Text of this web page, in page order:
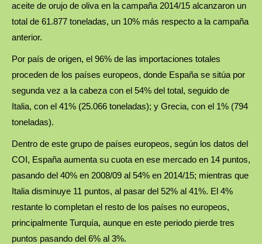
aceite de orujo de oliva en la campaña 2014/15 alcanzaron un
total de 61.877 toneladas, un 10% más respecto a la campaña
anterior.
Por país de origen, el 96% de las importaciones totales
proceden de los países europeos, donde España se sitúa por
segunda vez a la cabeza con el 54% del total, seguido de
Italia, con el 41% (25.066 toneladas); y Grecia, con el 1% (794
toneladas).
Dentro de este grupo de países europeos, según los datos del
COI, España aumenta su cuota en ese mercado en 14 puntos,
pasando del 40% en 2008/09 al 54% en 2014/15; mientras que
Italia disminuye 11 puntos, al pasar del 52% al 41%. El 4%
restante lo completan el resto de los países no europeos,
principalmente Turquía, aunque en este periodo pierde tres
puntos pasando del 6% al 3%.